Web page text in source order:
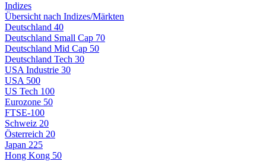
Indizes
Übersicht nach Indizes/Märkten
Deutschland 40
Deutschland Small Cap 70
Deutschland Mid Cap 50
Deutschland Tech 30
USA Industrie 30
USA 500
US Tech 100
Eurozone 50
FTSE-100
Schweiz 20
Österreich 20
Japan 225
Hong Kong 50